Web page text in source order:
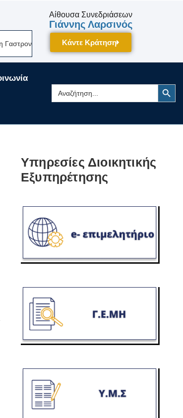
Γιορτή Της Πελοποννήσου Δίνει Ραντεβού Τον
Αίθουσα Συνεδριάσεων
Γιάννης Λαρσινός
Κάντε Κράτηση
Search
for:
Search Button
Υπηρεσίες Διοικητικής
Εξυπηρέτησης